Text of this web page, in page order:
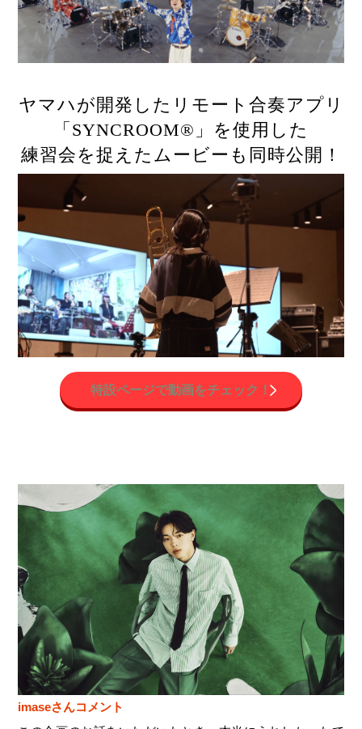
ヤマハが開発したリモート合奏アプリ
「SYNCROOM®」を使用した
練習会を捉えたムービーも同時公開！
特設ページで動画をチェック！
imaseさんコメント